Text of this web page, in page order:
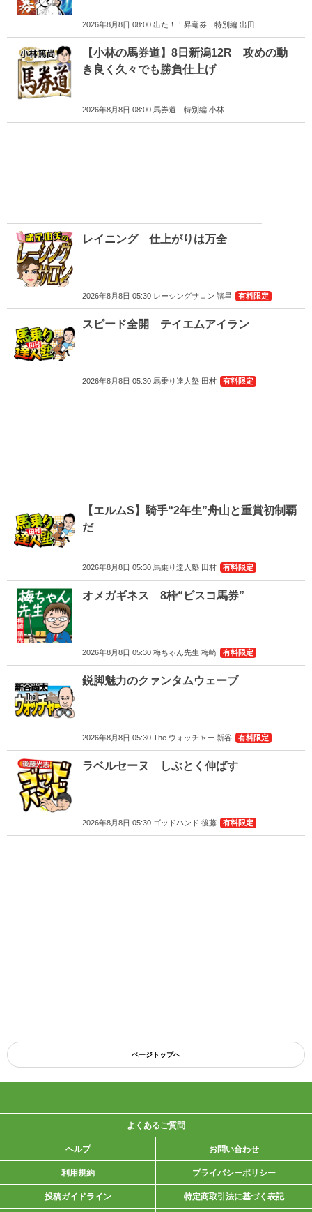
2026年8月8日 08:00 出た！！昇竜券 特別編 出田
【小林の馬券道】8日新潟12R 攻めの動
き良く久々でも勝負仕上げ
2026年8月8日 08:00 馬券道 特別編 小林
レイニング 仕上がりは万全
2026年8月8日 05:30 レーシングサロン 諸星 有料限定
スピード全開 テイエムアイラン
2026年8月8日 05:30 馬乗り達人塾 田村 有料限定
【エルムS】騎手“2年生”舟山と重賞初制覇
だ
2026年8月8日 05:30 馬乗り達人塾 田村 有料限定
オメガギネス 8枠“ビスコ馬券”
2026年8月8日 05:30 梅ちゃん先生 梅崎 有料限定
鋭脚魅力のクァンタムウェーブ
2026年8月8日 05:30 The ウォッチャー 新谷 有料限定
ラベルセーヌ しぶとく伸ばす
2026年8月8日 05:30 ゴッドハンド 後藤 有料限定
ページトップへ
よくあるご質問
ヘルプ お問い合わせ
利用規約 プライバシーポリシー
投稿ガイドライン 特定商取引法に基づく表記